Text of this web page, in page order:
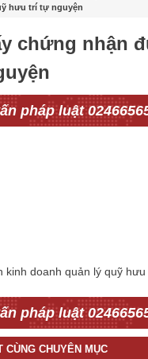
hưu trí tự nguyện
chứng nhận
pháp luật
kinh doanh quản lý quỹ
pháp luật
CÙNG CHUYÊN MỤC